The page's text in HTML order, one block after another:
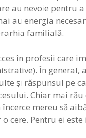
au nevoie pentru
au energia
familială.
în profesii care
În general,
şi răspunsul pe
Chiar mai
mereu să
cere. Pentru ei